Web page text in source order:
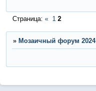
Страница: « 1 2
» Мозаичный форум 2024